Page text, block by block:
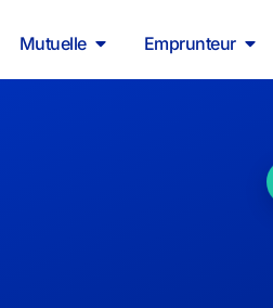
Mutuelle Emprunteur